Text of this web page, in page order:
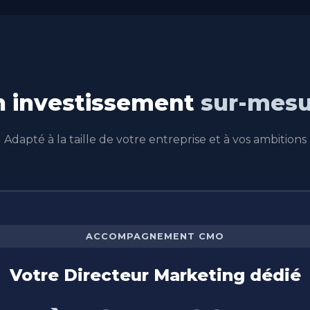
investissement sur-
Adapté à la taille de votre entreprise et à vos ambitions
ACCOMPAGNEMENT CMO
Votre Directeur Marketing dédié